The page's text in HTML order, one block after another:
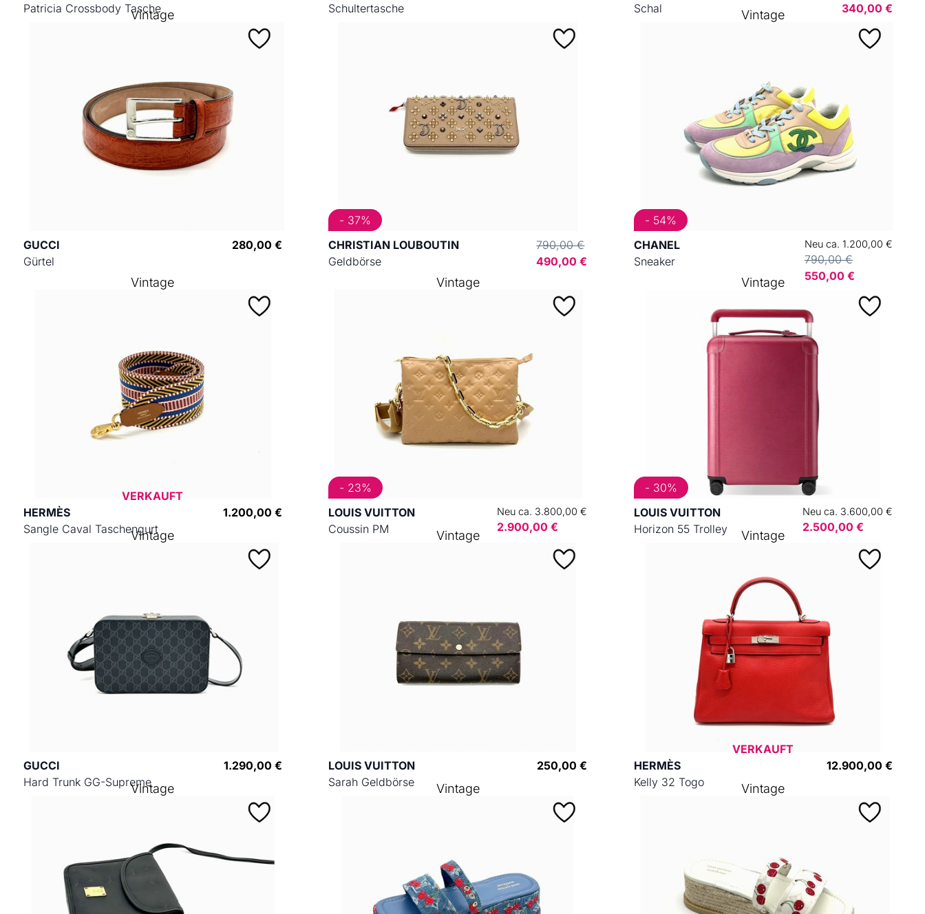
Patricia Crossbody Tasche
Schultertasche
Schal
340,00 €
GUCCI
Gürtel
280,00 €
Vintage
CHRISTIAN LOUBOUTIN
Geldbörse
790,00 €
490,00 €
- 37%
CHANEL
Sneaker
Neu ca. 1.200,00 €
790,00 €
550,00 €
- 54%
Vintage
HERMÈS
Sangle Caval Taschengurt
1.200,00 €
VERKAUFT
Vintage
LOUIS VUITTON
Coussin PM
Neu ca. 3.800,00 €
2.900,00 €
- 23%
Vintage
LOUIS VUITTON
Horizon 55 Trolley
Neu ca. 3.600,00 €
2.500,00 €
- 30%
Vintage
GUCCI
Hard Trunk GG-Supreme
1.290,00 €
Vintage
LOUIS VUITTON
Sarah Geldbörse
250,00 €
Vintage
HERMÈS
Kelly 32 Togo
12.900,00 €
VERKAUFT
Vintage
Vintage Vintage Vintage